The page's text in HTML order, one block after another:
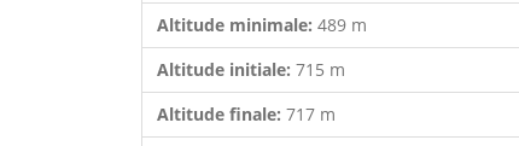
Altitude minimale: 489 m
Altitude initiale: 715 m
Altitude finale: 717 m